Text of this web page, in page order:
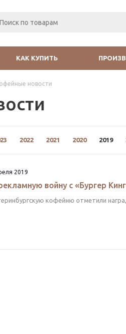
КАК КУПИТЬ
новости
2022 2021 2020 2019
2019
войну с «Бургер
кофейню отметили